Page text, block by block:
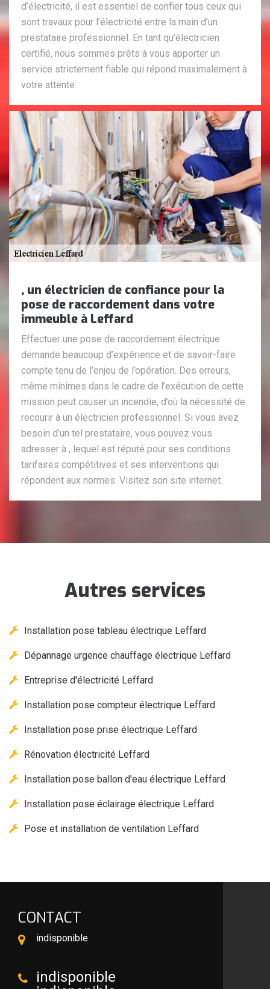
d’électricité, il est essentiel de confier tous ceux qui
sont travaux pour l’électricité entre la main d’un
prestataire professionnel. En tant qu’électricien
certifié, nous sommes prêts à vous apporter un
service strictement fiable qui répond maximalement à
votre attente.
, un électricien de confiance pour la
pose de raccordement dans votre
immeuble à Leffard
Effectuer une pose de raccordement électrique
demande beaucoup d’expérience et de savoir-faire
compte tenu de l’enjeu de l’opération. Des erreurs,
même minimes dans le cadre de l’exécution de cette
mission peut causer un incendie, d’où la nécessité de
recourir à un électricien professionnel. Si vous avez
besoin d’un tel prestataire, vous pouvez vous
adresser à , lequel est réputé pour ses conditions
tarifaires compétitives et ses interventions qui
répondent aux normes. Visitez son site internet.
Autres services
Installation pose tableau électrique Leffard
Dépannage urgence chauffage électrique Leffard
Entreprise d'électricité Leffard
Installation pose compteur électrique Leffard
Installation pose prise électrique Leffard
Rénovation électricité Leffard
Installation pose ballon d'eau électrique Leffard
Installation pose éclairage électrique Leffard
Pose et installation de ventilation Leffard
CONTACT
indisponible
indisponible